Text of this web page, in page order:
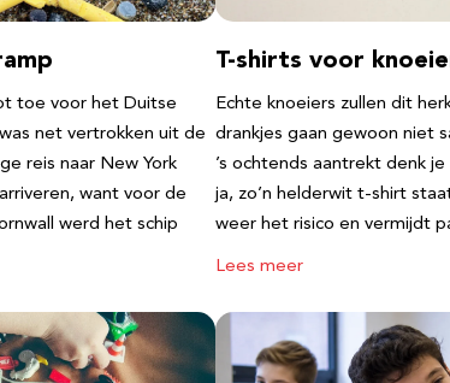
toe voor het Duitse
net vertrokken uit de
reis naar New York
want voor de
werd het schip
T-shirts voor
Echte knoeiers zullen dit
drankjes gaan gewoon niet
’s ochtends aantrekt denk
ja, zo’n helderwit t-shirt
weer het risico en vermijdt
Lees meer